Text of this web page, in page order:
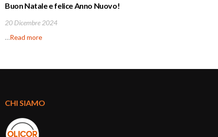
Buon Natale e felice Anno Nuovo!
20 Dicembre 2024
…Read more
CHI SIAMO